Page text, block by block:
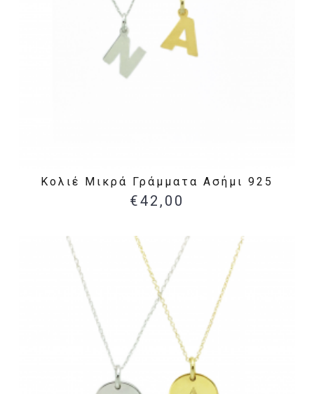
Κολιέ Μικρά Γράμματα Ασήμι 925
€42,00